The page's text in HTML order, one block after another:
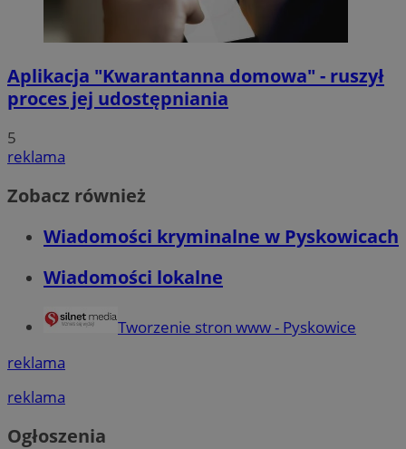
Aplikacja "Kwarantanna domowa" - ruszył
proces jej udostępniania
5
reklama
Zobacz również
Wiadomości kryminalne w Pyskowicach
Wiadomości lokalne
Tworzenie stron www - Pyskowice
reklama
reklama
Ogłoszenia